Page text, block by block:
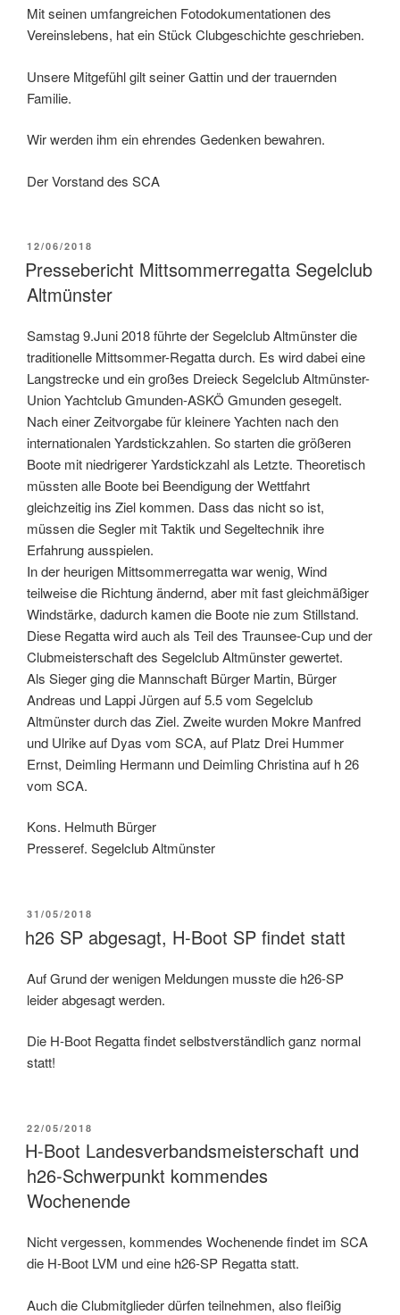
Mit seinen umfangreichen Fotodokumentationen des
Vereinslebens, hat ein Stück Clubgeschichte geschrieben.
Unsere Mitgefühl gilt seiner Gattin und der trauernden
Familie.
Wir werden ihm ein ehrendes Gedenken bewahren.
Der Vorstand des SCA
VERÖFFENTLICHT
AM
12/06/2018
Pressebericht Mittsommerregatta Segelclub
Altmünster
Samstag 9.Juni 2018 führte der Segelclub Altmünster die
traditionelle Mittsommer-Regatta durch. Es wird dabei eine
Langstrecke und ein großes Dreieck Segelclub Altmünster-
Union Yachtclub Gmunden-ASKÖ Gmunden gesegelt.
Nach einer Zeitvorgabe für kleinere Yachten nach den
internationalen Yardstickzahlen. So starten die größeren
Boote mit niedrigerer Yardstickzahl als Letzte. Theoretisch
müssten alle Boote bei Beendigung der Wettfahrt
gleichzeitig ins Ziel kommen. Dass das nicht so ist,
müssen die Segler mit Taktik und Segeltechnik ihre
Erfahrung ausspielen.
In der heurigen Mittsommerregatta war wenig, Wind
teilweise die Richtung ändernd, aber mit fast gleichmäßiger
Windstärke, dadurch kamen die Boote nie zum Stillstand.
Diese Regatta wird auch als Teil des Traunsee-Cup und der
Clubmeisterschaft des Segelclub Altmünster gewertet.
Als Sieger ging die Mannschaft Bürger Martin, Bürger
Andreas und Lappi Jürgen auf 5.5 vom Segelclub
Altmünster durch das Ziel. Zweite wurden Mokre Manfred
und Ulrike auf Dyas vom SCA, auf Platz Drei Hummer
Ernst, Deimling Hermann und Deimling Christina auf h 26
vom SCA.
Kons. Helmuth Bürger
Presseref. Segelclub Altmünster
VERÖFFENTLICHT
AM
31/05/2018
h26 SP abgesagt, H-Boot SP findet statt
Auf Grund der wenigen Meldungen musste die h26-SP
leider abgesagt werden.
Die H-Boot Regatta findet selbstverständlich ganz normal
statt!
VERÖFFENTLICHT
AM
22/05/2018
H-Boot Landesverbandsmeisterschaft und
h26-Schwerpunkt kommendes
Wochenende
Nicht vergessen, kommendes Wochenende findet im SCA
die H-Boot LVM und eine h26-SP Regatta statt.
Auch die Clubmitglieder dürfen teilnehmen, also fleißig